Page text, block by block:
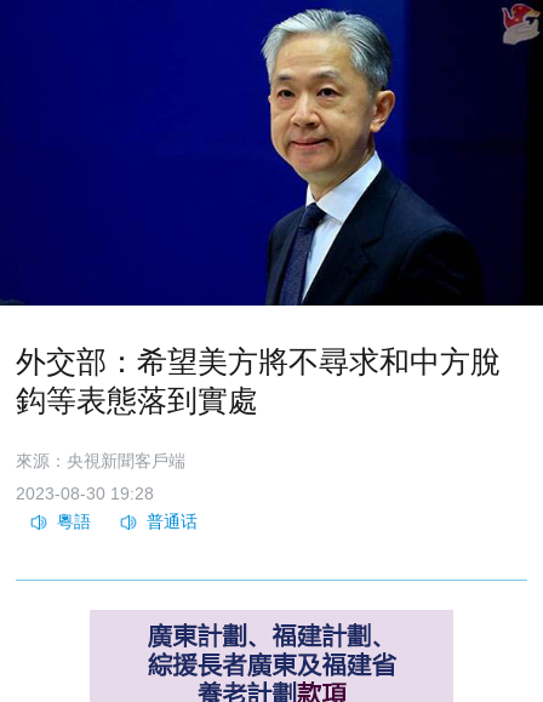
外交部：希望美方將不尋求和中方脫
鈎等表態落到實處
來源：央視新聞客戶端
2023-08-30 19:28